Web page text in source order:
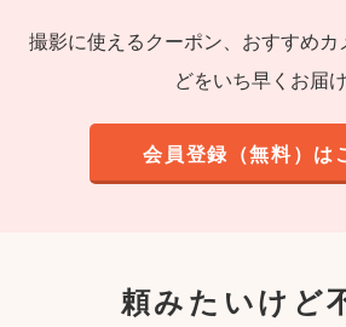
撮影に使えるクーポン、おすすめカ
どをいち早くお届け
会員登録（無料）は
頼みたいけど